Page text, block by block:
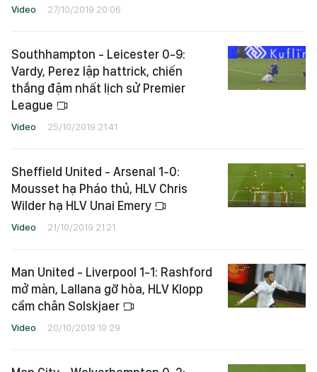
Video 27/10/2019 20:06
Southhampton - Leicester 0-9:
Vardy, Perez lập hattrick, chiến
thắng đậm nhất lịch sử Premier
League
Video 25/10/2019 21:41
Sheffield United - Arsenal 1-0:
Mousset hạ Pháo thủ, HLV Chris
Wilder hạ HLV Unai Emery
Video 21/10/2019 21:21
Man United - Liverpool 1-1: Rashford
mở màn, Lallana gỡ hòa, HLV Klopp
cầm chân Solskjaer
Video 20/10/2019 19:29